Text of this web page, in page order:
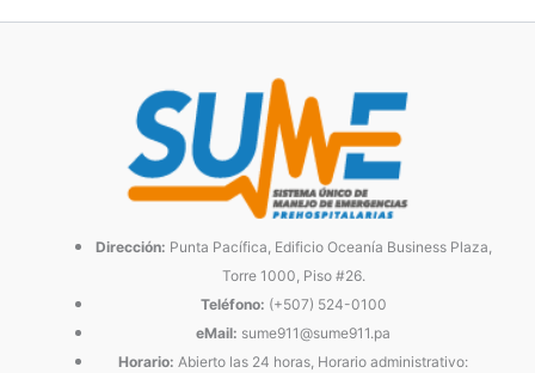
Dirección: Punta Pacífica, Edificio Oceanía Business Plaza,
Torre 1000, Piso #26.
Teléfono: (+507) 524-0100
eMail: sume911@sume911.pa
Horario: Abierto las 24 horas, Horario administrativo: